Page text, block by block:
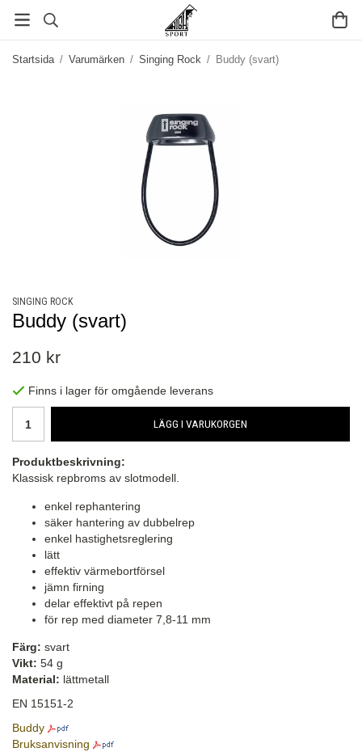
Startsida / Varumärken / Singing Rock / Buddy (svart)
SINGING ROCK
Buddy (svart)
210 kr
Finns i lager för omgående leverans
LÄGG I VARUKORGEN
Produktbeskrivning:
Klassisk repbroms av slotmodell.
enkel rephantering
säker hantering av dubbelrep
enkel hastighetsreglering
lätt
effektiv värmebortförsel
jämn firning
delar effektivt på repen
för rep med diameter 7,8-11 mm
Färg: svart
Vikt: 54 g
Material: lättmetall
EN 15151-2
Buddy
Bruksanvisning